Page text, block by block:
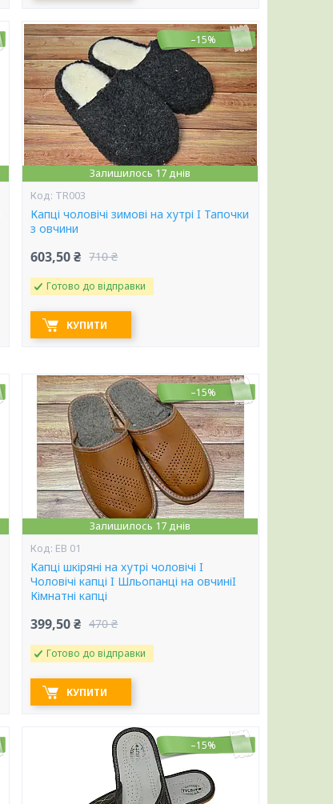
–15%
Залишилось 17 днів
TR003
Капці чоловічі зимові на хутрі I Тапочки
з овчини
603,50 ₴ 710 ₴
Готово до відправки
КУПИТИ
–15%
Залишилось 17 днів
ЕВ 01
Капці шкіряні на хутрі чоловічі I
Чоловічі капці I Шльопанці на овчиніI
Кімнатні капці
399,50 ₴ 470 ₴
Готово до відправки
КУПИТИ
–15%